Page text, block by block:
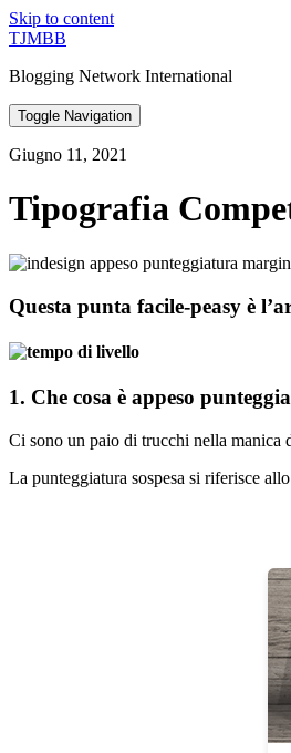
Skip to content
TJMBB
Blogging Network International
Toggle Navigation
Giugno 11, 2021
Tipografia
Questa punta facile-peasy è
1. Che cosa è appeso
Ci sono un paio di trucchi nella manica
La punteggiatura sospesa si riferisce